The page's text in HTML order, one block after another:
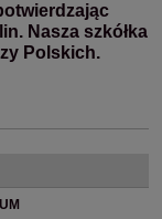
Nasza szkółka
Polskich.